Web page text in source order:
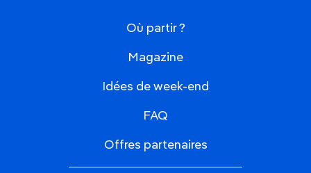
Où partir ?
Magazine
Idées de week-end
FAQ
Offres partenaires